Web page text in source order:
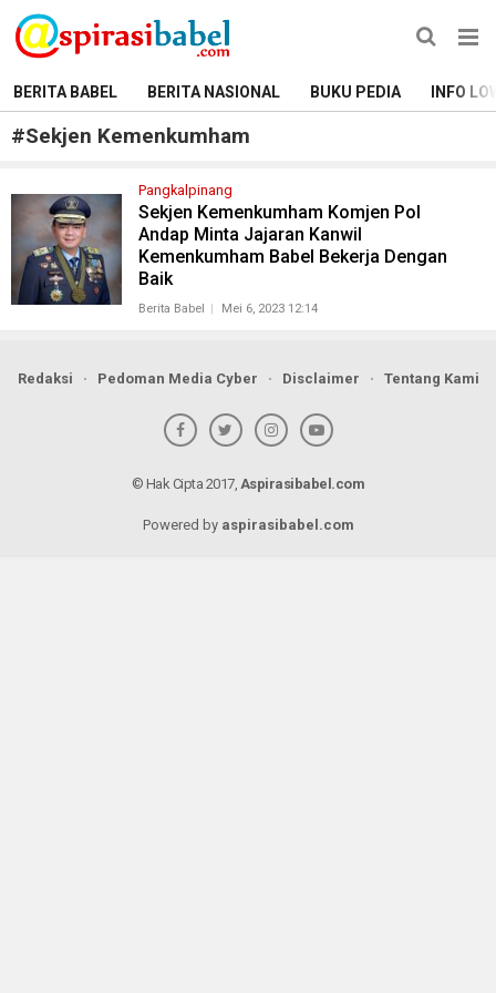
BERITA BABEL BERITA NASIONAL BUKU PEDIA INFO
#Sekjen Kemenkumham
Pangkalpinang
Sekjen Kemenkumham Komjen Pol
Andap Minta Jajaran Kanwil
Kemenkumham Babel Bekerja Dengan
Baik
Berita Babel Mei 6, 2023 12:14
Redaksi Pedoman Media Cyber Disclaimer Tentang Kami
© Hak Cipta 2017, Aspirasibabel.com
Powered by aspirasibabel.com